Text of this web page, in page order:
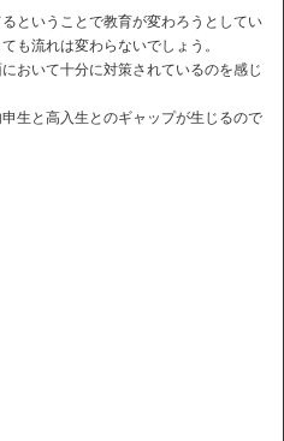
ということで教育が変わろうとしてい
も流れは変わらないでしょう。
おいて十分に対策されているのを感じ
生と高入生とのギャップが生じるので